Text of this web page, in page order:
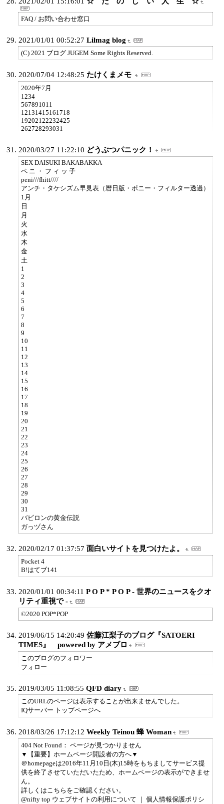
FAQ / お問い合わせ窓口
2021/01/01 00:52:27 Lilmag blog
(C) 2021 ブログ JUGEM Some Rights Reserved.
2020/07/04 12:48:25 たけくまメモ
2020年7月
1234
567891011
12131415161718
19202122232425
262728293031
2020/03/27 11:22:10 どうぶつパニック！
SEX DAISUKI BAKABAKKA
ペ ニ ・ フ ィ ッ 子
peni///fhitt////
アンチ・タケシズム早見表（暦日版・ポニー・フィルター透過）
1月
日
月
火
水
木
金
土
1
2
3
4
5
6
7
8
9
10
11
12
13
14
15
16
17
18
19
20
21
22
23
24
25
26
27
28
29
30
31
バビロンの黄金伝説
ガっヅさん
2020/02/17 01:37:57 面白いサイトを見つけたよ。
Pocket 4
B!はてブ141
2020/01/01 00:34:11 P O P * P O P - 世界のニュースをクオ
リティ重視で -
©2020 POP*POP
2019/06/15 14:20:49 佐藤江梨子のブログ『SATOERI
TIMES』 powered by アメブロ
このブログのフォロワー
フォロー
2019/03/05 11:08:55 QFD diary
このURLのページは表示することが出来ませんでした。
IQサーバー トップページへ
2018/03/26 17:12:12 Weekly Teinou 蜂 Woman
404 Not Found： ページが見つかりません
▼【重要】ホームページ開設者の方へ▼
＠homepageは2016年11月10日(木)15時をもちましてサービス提
供を終了させていただいたため、ホームページの表示ができませ
ん。
詳しくはこちらをご確認ください。
@nifty top ウェブサイトの利用について ｜ 個人情報保護ポリシ